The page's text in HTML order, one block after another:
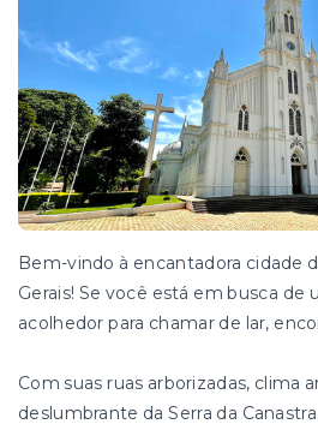
Bem-vindo à encantadora cidade
Gerais! Se você está em busca de
acolhedor para chamar de lar,
Com suas ruas arborizadas, clima
deslumbrante da Serra da